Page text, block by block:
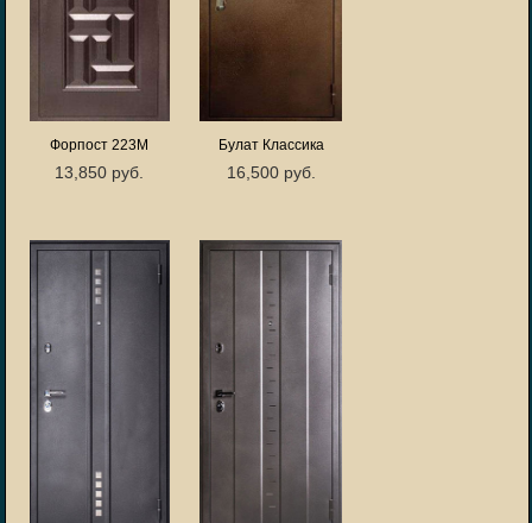
Форпост 223М
13,850 руб.
Булат Классика
16,500 руб.